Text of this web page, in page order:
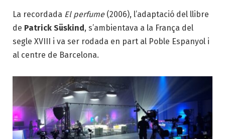
La recordada El perfume (2006), l’adaptació del llibre
de Patrick Süskind, s’ambientava a la França del
segle XVIII i va ser rodada en part al Poble Espanyol i
al centre de Barcelona.